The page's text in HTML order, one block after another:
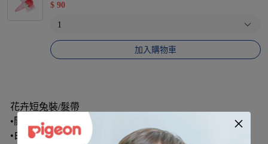
$ 90
加入購物車
花卉短兔裝/髮帶
•開扣設計方便穿脫
•白色的兔裝有小花點綴，十足可愛